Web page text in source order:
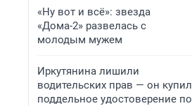
«Ну вот и всё»: звезда
«Дома-2» развелась с
молодым мужем
Иркутянина лишили
водительских прав — он купил
поддельное удостоверение по